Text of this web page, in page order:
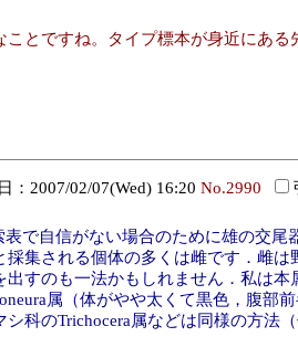
とですね。タイプ標本が身近にあ
：2007/02/07(Wed) 16:20 No.2990
表で自信がない場合のために雄の交
採集される個体の多くは雌です．雌
出すのも一法かもしれません．私は
属（体がやや太くて黒色，腹部
科のTrichocera属などは同様の方法